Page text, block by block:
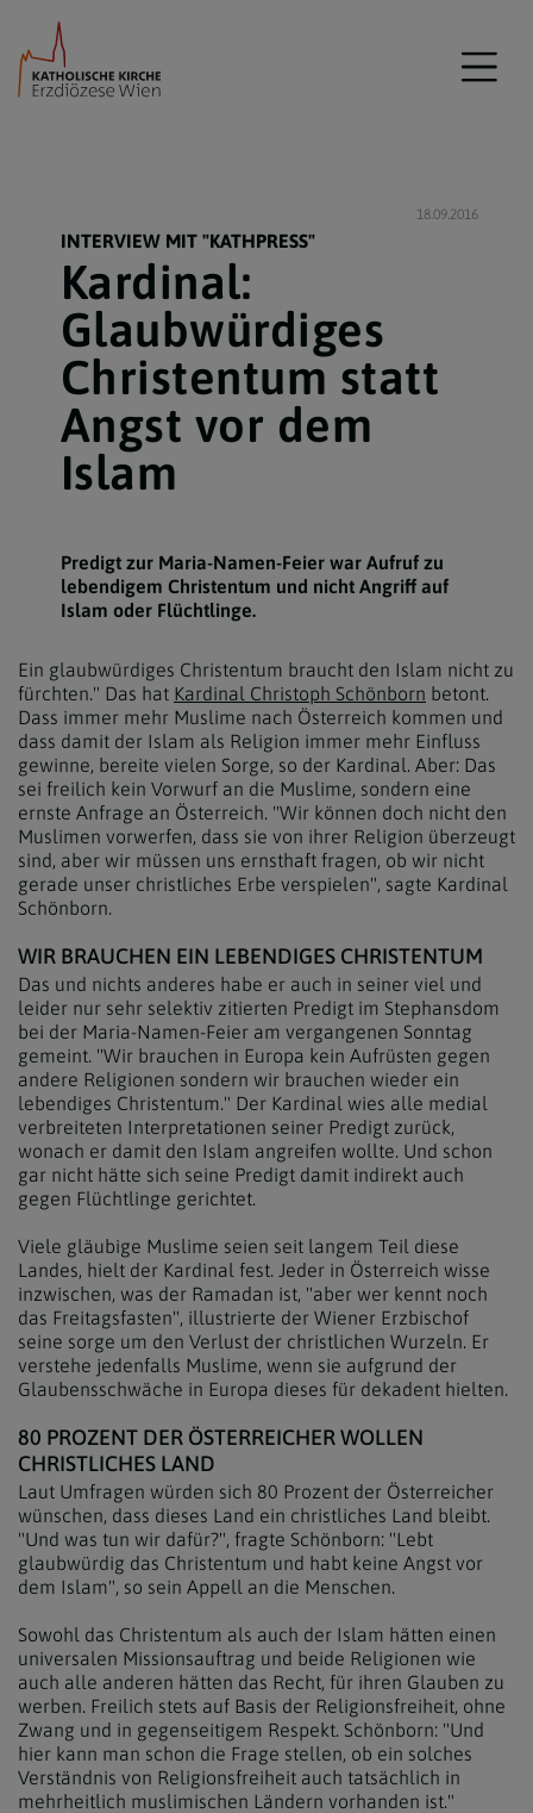
18.09.2016
INTERVIEW MIT "KATHPRESS"
Kardinal:
Glaubwürdiges
Christentum statt
Angst vor dem
Islam
Predigt zur Maria-Namen-Feier war Aufruf zu
lebendigem Christentum und nicht Angriff auf
Islam oder Flüchtlinge.
Ein glaubwürdiges Christentum braucht den Islam nicht zu
fürchten." Das hat Kardinal Christoph Schönborn betont.
Dass immer mehr Muslime nach Österreich kommen und
dass damit der Islam als Religion immer mehr Einfluss
gewinne, bereite vielen Sorge, so der Kardinal. Aber: Das
sei freilich kein Vorwurf an die Muslime, sondern eine
ernste Anfrage an Österreich. "Wir können doch nicht den
Muslimen vorwerfen, dass sie von ihrer Religion überzeugt
sind, aber wir müssen uns ernsthaft fragen, ob wir nicht
gerade unser christliches Erbe verspielen", sagte Kardinal
Schönborn.
WIR BRAUCHEN EIN LEBENDIGES CHRISTENTUM
Das und nichts anderes habe er auch in seiner viel und
leider nur sehr selektiv zitierten Predigt im Stephansdom
bei der Maria-Namen-Feier am vergangenen Sonntag
gemeint. "Wir brauchen in Europa kein Aufrüsten gegen
andere Religionen sondern wir brauchen wieder ein
lebendiges Christentum." Der Kardinal wies alle medial
verbreiteten Interpretationen seiner Predigt zurück,
wonach er damit den Islam angreifen wollte. Und schon
gar nicht hätte sich seine Predigt damit indirekt auch
gegen Flüchtlinge gerichtet.
Viele gläubige Muslime seien seit langem Teil diese
Landes, hielt der Kardinal fest. Jeder in Österreich wisse
inzwischen, was der Ramadan ist, "aber wer kennt noch
das Freitagsfasten", illustrierte der Wiener Erzbischof
seine sorge um den Verlust der christlichen Wurzeln. Er
verstehe jedenfalls Muslime, wenn sie aufgrund der
Glaubensschwäche in Europa dieses für dekadent hielten.
80 PROZENT DER ÖSTERREICHER WOLLEN
CHRISTLICHES LAND
Laut Umfragen würden sich 80 Prozent der Österreicher
wünschen, dass dieses Land ein christliches Land bleibt.
"Und was tun wir dafür?", fragte Schönborn: "Lebt
glaubwürdig das Christentum und habt keine Angst vor
dem Islam", so sein Appell an die Menschen.
Sowohl das Christentum als auch der Islam hätten einen
universalen Missionsauftrag und beide Religionen wie
auch alle anderen hätten das Recht, für ihren Glauben zu
werben. Freilich stets auf Basis der Religionsfreiheit, ohne
Zwang und in gegenseitigem Respekt. Schönborn: "Und
hier kann man schon die Frage stellen, ob ein solches
Verständnis von Religionsfreiheit auch tatsächlich in
mehrheitlich muslimischen Ländern vorhanden ist."